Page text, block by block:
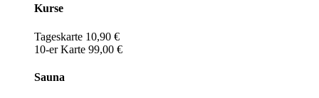
Kurse
Tageskarte 10,90 €
10-er Karte 99,00 €
Sauna